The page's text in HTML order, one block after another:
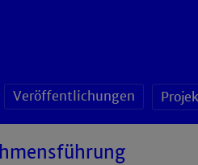
Veröffentlichungen